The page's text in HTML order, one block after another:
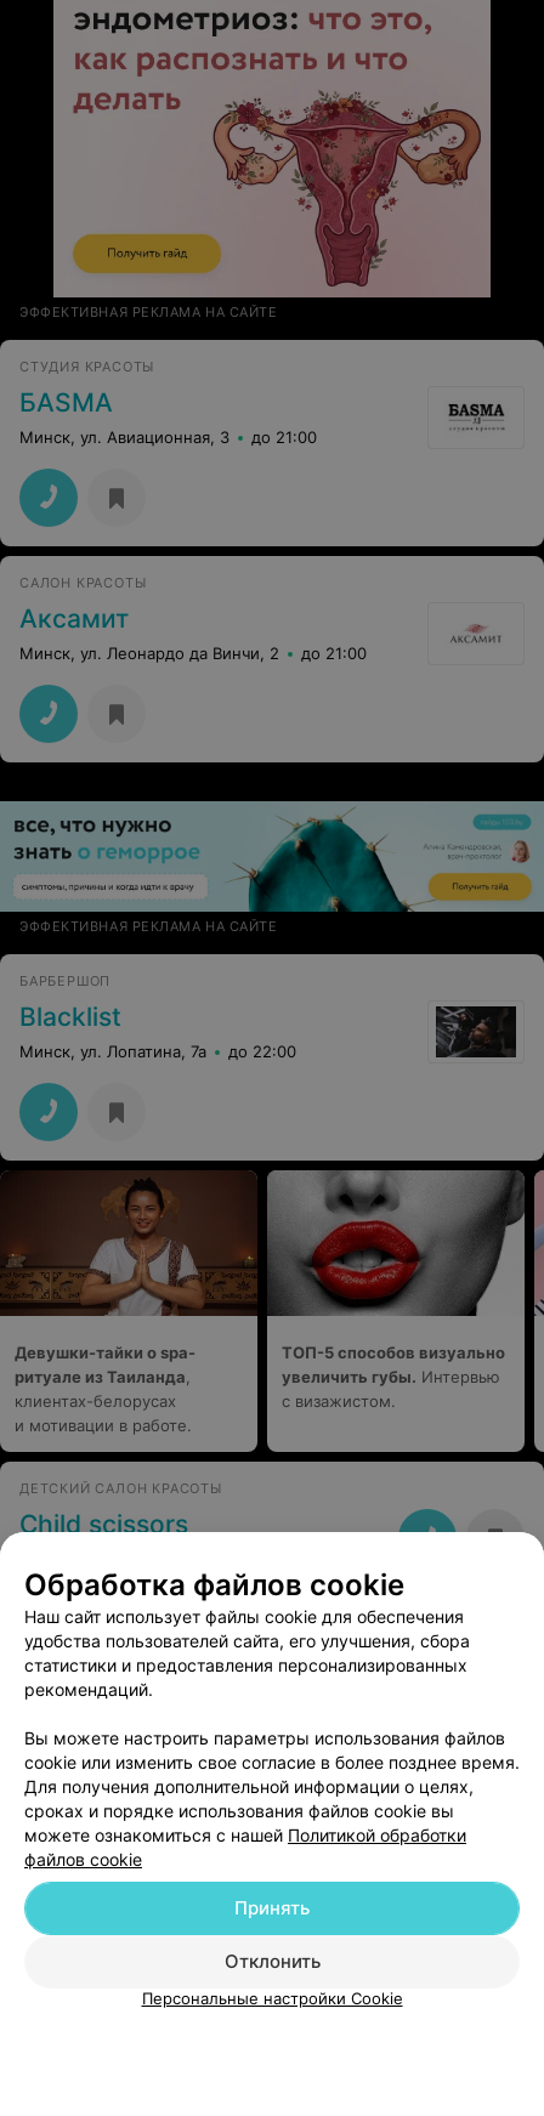
ЭФФЕКТИВНАЯ РЕКЛАМА НА САЙТЕ
СТУДИЯ КРАСОТЫ
БАSМА
Минск, ул. Авиационная, 3 до 21:00
САЛОН КРАСОТЫ
Аксамит
Минск, ул. Леонардо да Винчи, 2 до 21:00
ЭФФЕКТИВНАЯ РЕКЛАМА НА САЙТЕ
БАРБЕРШОП
Blacklist
Минск, ул. Лопатина, 7а до 22:00
Девушки-тайки о spa-
ритуале из Таиланда
клиентах-белорусах
и мотивации в работе.
ТОП-5 способов визуально
увеличить губы. Интервью
с визажистом.
ДЕТСКИЙ САЛОН КРАСОТЫ
Child scissors
до 21:00
СТУДИЯ КРАСОТЫ
Бриолин
до 21:00
Добавить компанию
Добавить специалиста
Обработка файлов cookie
Наш сайт использует файлы cookie для обеспечения
удобства пользователей сайта, его улучшения, сбора
статистики и предоставления персонализированных
рекомендаций.
Вы можете настроить параметры использования файлов
cookie или изменить свое согласие в более позднее время.
Для получения дополнительной информации о целях,
сроках и порядке использования файлов cookie вы
можете ознакомиться с нашей Политикой обработки
файлов cookie
Отклонить
Принять
Персональные настройки Cookie